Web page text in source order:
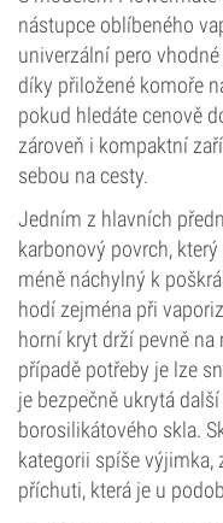
nástupce oblíbeného
univerzální pero
díky přiložené komoře
pokud hledáte cenově
zároveň i kompaktní
sebou na cesty.
Jedním z hlavních
karbonový povrch,
méně náchylný k
hodí zejména při
horní kryt drží pevně
případě potřeby je lze
je bezpečně ukrytá
borosilikátového skla.
kategorii spíše výjimka,
příchuti, která je u